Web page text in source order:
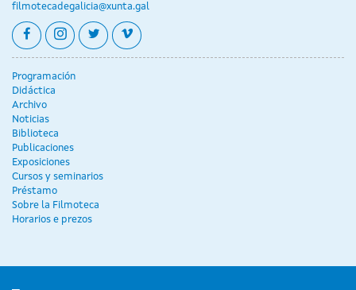
filmotecadegalicia@xunta.gal
facebookinstagram
twittervimeo
Programación
Didáctica
Archivo
Noticias
Biblioteca
Publicaciones
Exposiciones
Cursos y seminarios
Préstamo
Sobre la Filmoteca
Horarios e prezos